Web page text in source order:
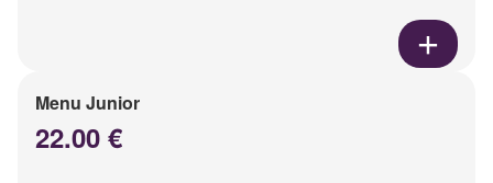
Menu Junior
22.00 €